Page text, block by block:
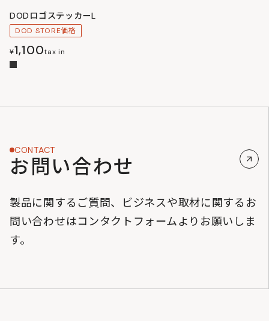
DODロゴステッカーL
DOD STORE価格
¥1,100tax in
CONTACT
お問い合わせ
製品に関するご質問、ビジネスや取材に関するお
問い合わせはコンタクトフォームよりお願いしま
す。